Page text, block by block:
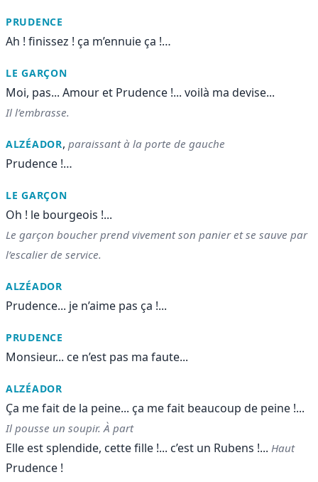
PRUDENCE
Ah ! finissez ! ça m’ennuie ça !…
LE GARÇON
Moi, pas... Amour et Prudence !... voilà ma devise...
Il l’embrasse.
ALZÉADOR, paraissant à la porte de gauche
Prudence !…
LE GARÇON
Oh ! le bourgeois !...
Le garçon boucher prend vivement son panier et se sauve par
l’escalier de service.
ALZÉADOR
Prudence... je n’aime pas ça !...
PRUDENCE
Monsieur... ce n’est pas ma faute...
ALZÉADOR
Ça me fait de la peine... ça me fait beaucoup de peine !...
Il pousse un soupir. À part
Elle est splendide, cette fille !... c’est un Rubens !... Haut
Prudence !